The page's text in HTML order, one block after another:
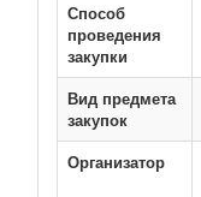
Способ
проведения
закупки
Вид предмета
закупок
Организатор